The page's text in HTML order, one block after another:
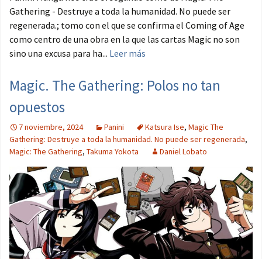
Gathering - Destruye a toda la humanidad. No puede ser
regenerada.; tomo con el que se confirma el Coming of Age
como centro de una obra en la que las cartas Magic no son
sino una excusa para ha... Leer más
Magic. The Gathering: Polos no tan
opuestos
7 noviembre, 2024 Panini Katsura Ise, Magic The
Gathering: Destruye a toda la humanidad. No puede ser regenerada,
Magic: The Gathering, Takuma Yokota Daniel Lobato